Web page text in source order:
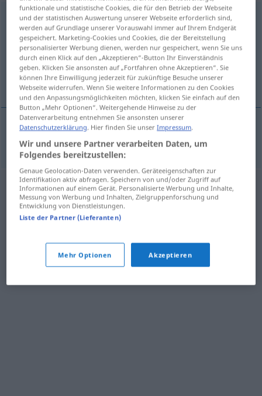
Machtantrittm <-(e)s;-e>
Übersicht aller Übersetzungen
(Für mehr Details die Übersetzung anklicken/antippen)
dolazak na vlast
dolazakna vlast Machtantritt
funktionale und statistische Cookies, die für den Betrieb der Webseite
und der statistischen Auswertung unserer Webseite erforderlich sind,
werden auf Grundlage unserer Vorauswahl immer auf Ihrem Endgerät
gespeichert. Marketing-Cookies und Cookies, die der Bereitstellung
personalisierter Werbung dienen, werden nur gespeichert, wenn Sie uns
durch einen Klick auf den „Akzeptieren“-Button Ihr Einverständnis
geben. Klicken Sie ansonsten auf „Fortfahren ohne Akzeptieren“. Sie
können Ihre Einwilligung jederzeit für zukünftige Besuche unserer
Webseite widerrufen. Wenn Sie weitere Informationen zu den Cookies
und den Anpassungsmöglichkeiten möchten, klicken Sie einfach auf den
Button „Mehr Optionen“. Weitergehende Hinweise zu der
Datenverarbeitung entnehmen Sie ansonsten unserer
Datenschutzerklärung. Hier finden Sie unserImpressum.
Wir und unsere Partner verarbeiten Daten, um
Folgendes bereitzustellen:
Genaue Geolocation-Daten verwenden. Geräteeigenschaften zur
Identifikation aktiv abfragen. Speichern von und/oder Zugriff auf
Informationen auf einem Gerät. Personalisierte Werbung und Inhalte,
Messung von Werbung und Inhalten, Zielgruppenforschung und
Entwicklung von Dienstleistungen.
Liste der Partner (Lieferanten)
Mehr Optionen Akzeptieren